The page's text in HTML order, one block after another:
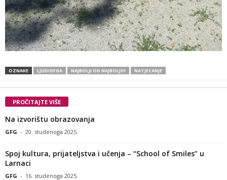
OZNAKE LJUDIGFGA NAJBOLJI OD NAJBOLJIH NATJECANJE
PROČITAJTE VIŠE
Na izvorištu obrazovanja
GFG - 20. studenoga 2025.
Spoj kultura, prijateljstva i učenja – “School of Smiles” u
Larnaci
GFG - 16. studenoga 2025.